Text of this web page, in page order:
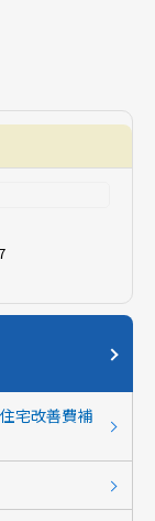
宅改善費補